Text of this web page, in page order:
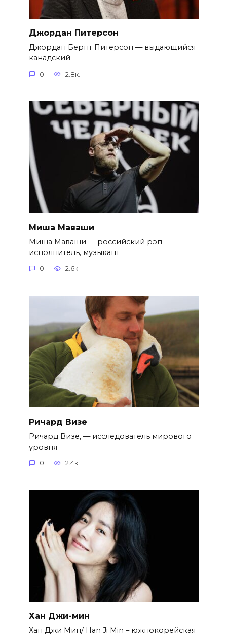
Джордан Питерсон
Джордан Бернт Питерсон — выдающийся
канадский
0 2.8к.
Миша Маваши
Миша Маваши — российский рэп-
исполнитель, музыкант
0 2.6к.
Ричард Визе
Ричард Визе, — исследователь мирового
уровня
0 2.4к.
Хан Джи-мин
Хан Джи Мин/ Han Ji Min – южнокорейская